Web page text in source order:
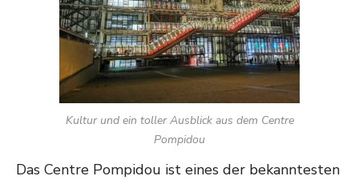
Kultur und ein toller Ausblick aus dem Centre
Pompidou
Das Centre Pompidou ist eines der bekanntesten